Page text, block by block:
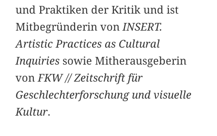
und Praktiken der Kritik und ist
Mitbegründerin vonINSERT.
Artistic Practices as Cultural
Inquiries sowie Mitherausgeberin
vonFKW // Zeitschrift für
Geschlechterforschung und visuelle
Kultur.